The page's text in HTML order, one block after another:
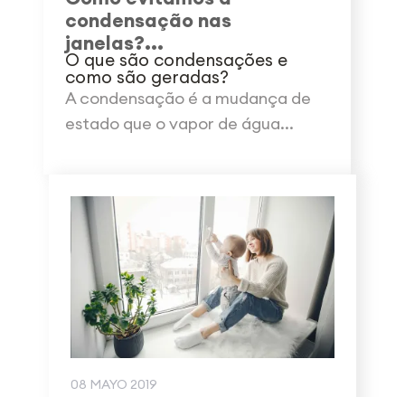
condensação nas
janelas?...
O que são condensações e
como são geradas?
A condensação é a mudança de
estado que o vapor de água...
08 MAYO 2019